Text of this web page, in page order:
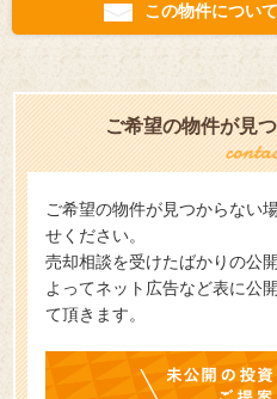
この物件につい
ご希望の物件が見
ご希望の物件が見つからない
せください。
売却相談を受けたばかりの公
よってネット広告など表に公
て頂きます。